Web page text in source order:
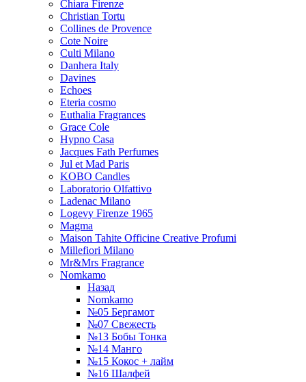
Chiara Firenze
Christian Tortu
Collines de Provence
Cote Noire
Culti Milano
Danhera Italy
Davines
Echoes
Eteria cosmo
Euthalia Fragrances
Grace Cole
Hypno Casa
Jacques Fath Perfumes
Jul et Mad Paris
KOBO Candles
Laboratorio Olfattivo
Ladenac Milano
Logevy Firenze 1965
Magma
Maison Tahite Officine Creative Profumi
Millefiori Milano
Mr&Mrs Fragrance
Nomkamo
Назад
Nomkamo
№05 Бергамот
№07 Свежесть
№13 Бобы Тонка
№14 Манго
№15 Кокос + лайм
№16 Шалфей